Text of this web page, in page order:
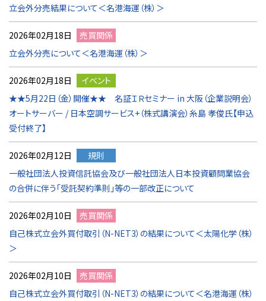
立会外分売結果について＜名港海運（株）＞
2026年02月18日
売買関係
立会外分売について＜名港海運（株）＞
2026年02月18日
イベント
★★5月22日（金）開催★★ 名証ＩＲセミナー in 大阪（企業説明会）
オートサーバー / 日本空調サービス+（株式講演会）糸島 孝俊氏【申込
受付終了】
2026年02月12日
規則
一般社団法人投資信託協会及び一般社団法人日本投資顧問業協会
の合併に伴う「受託契約準則」等の一部改正について
2026年02月10日
売買関係
自己株式立会外買付取引（N-NET3）の結果について＜太陽化学（株）
＞
2026年02月10日
売買関係
自己株式立会外買付取引（N-NET3）の結果について＜名港海運（株）